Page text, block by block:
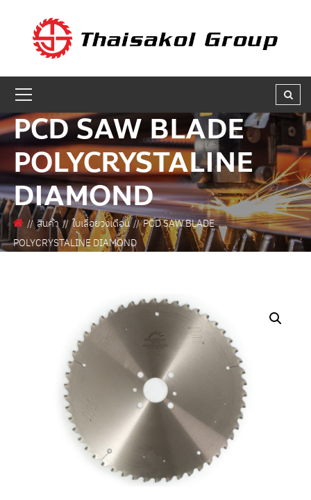
GET A QUOTE
ชื่อบริษัท :
เบอร์ติดต่อกลับ * :
อีเมล * :
หมวดสินค้าที่สนใจ :
รายละเอียดเพิ่มเติม :
PCD SAW BLADE
POLYCRYSTALINE
DIAMOND
สินค้า ใบเลื่อยวงเดือน
PCD SAW BLADE
POLYCRYSTALINE DIAMOND